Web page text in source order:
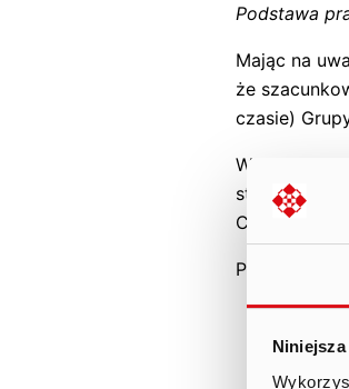
Podstawa
Mając na
że
czasie)
W
stanowi ok.
Clash.
Płatności w
– 2,2
maj